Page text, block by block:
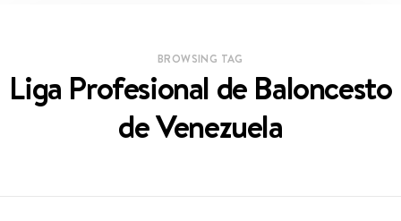
BROWSING TAG
Liga Profesional de Baloncesto
de Venezuela